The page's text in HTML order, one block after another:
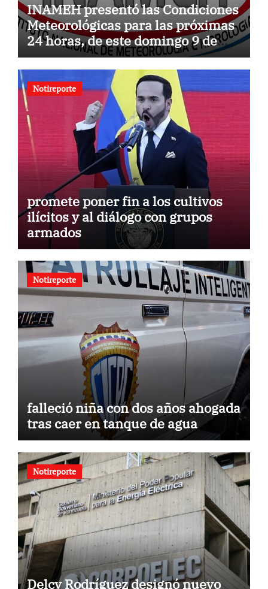
INAMEH presentó las Condiciones
Meteorológicas para las próximas
24 horas, de este domingo 9 de
agosto 2026
Notireporte
promete poner fin a los cultivos
ilícitos y al diálogo con grupos
armados
Notireporte
falleció niña con dos años ahogada
tras caer en tanque de agua
Notireporte
Delcy Rodríguez designó nuevo